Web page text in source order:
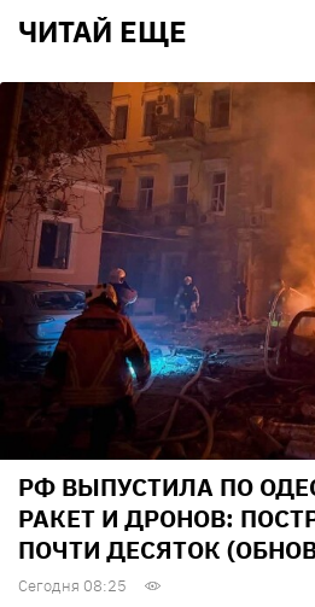
ЧИТАЙ ЕЩЕ
РФ ВЫПУСТИЛА ПО
РАКЕТ И ДРОНОВ:
ПОЧТИ ДЕСЯТОК
Сегодня 08:25